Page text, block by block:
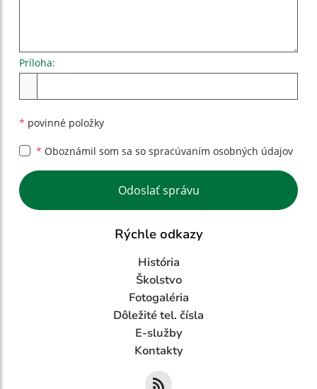
Príloha:
* povinné položky
* Oboznámil som sa so spracúvaním osobných údajov
Google reCaptcha Response
Odoslať správu
Rýchle odkazy
História
Školstvo
Fotogaléria
Dôležité tel. čísla
E-služby
Kontakty